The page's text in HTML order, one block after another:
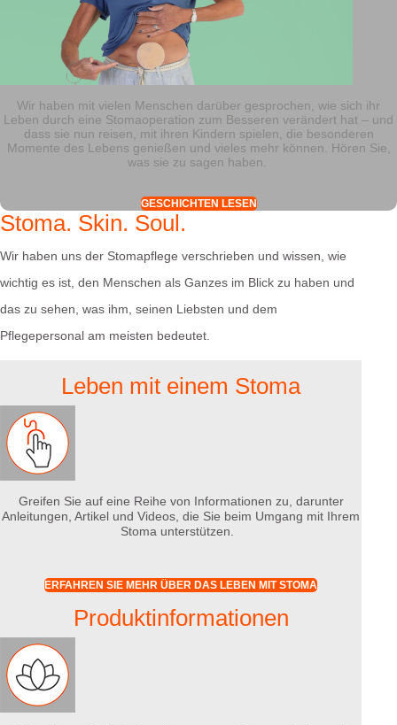
Wir haben mit vielen Menschen darüber gesprochen, wie sich ihr
Leben durch eine Stomaoperation zum Besseren verändert hat – und
dass sie nun reisen, mit ihren Kindern spielen, die besonderen
Momente des Lebens genießen und vieles mehr können. Hören Sie,
was sie zu sagen haben.
GESCHICHTEN LESEN
Stoma. Skin. Soul.
Wir haben uns der Stomapflege verschrieben und wissen, wie
wichtig es ist, den Menschen als Ganzes im Blick zu haben und
das zu sehen, was ihm, seinen Liebsten und dem
Pflegepersonal am meisten bedeutet.
Leben mit einem Stoma
Greifen Sie auf eine Reihe von Informationen zu, darunter
Anleitungen, Artikel und Videos, die Sie beim Umgang mit Ihrem
Stoma unterstützen.
ERFAHREN SIE MEHR ÜBER DAS LEBEN MIT STOMA
Produktinformationen